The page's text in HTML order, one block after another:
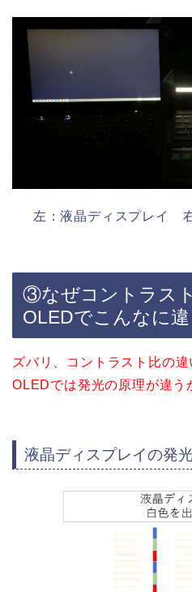
左：液晶ディスプレイ
③なぜコントラス
OLEDでこんなに
ズバリ、コントラスト比の
OLEDでは発光の原理が違う
液晶ディスプレイの発